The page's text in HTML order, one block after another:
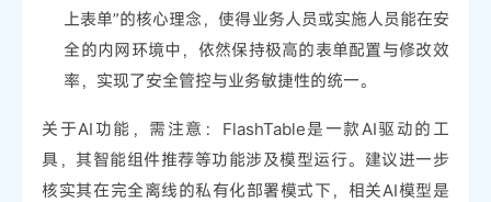
上表单”的核心理念，使得业务人员或实施人员能在安
全的内网环境中，依然保持极高的表单配置与修改效
率，实现了安全管控与业务敏捷性的统一。
关于AI功能，需注意：FlashTable是一款AI驱动的工
具，其智能组件推荐等功能涉及模型运行。建议进一步
核实其在完全离线的私有化部署模式下，相关AI模型是